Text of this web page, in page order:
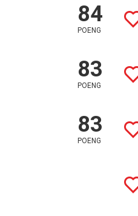
84
POENG
83
POENG
83
POENG